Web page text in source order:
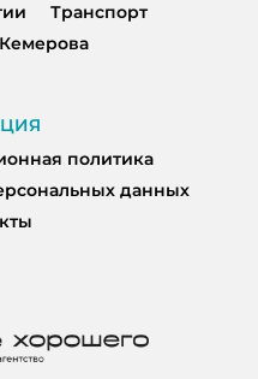
Транспорт
политика
данных